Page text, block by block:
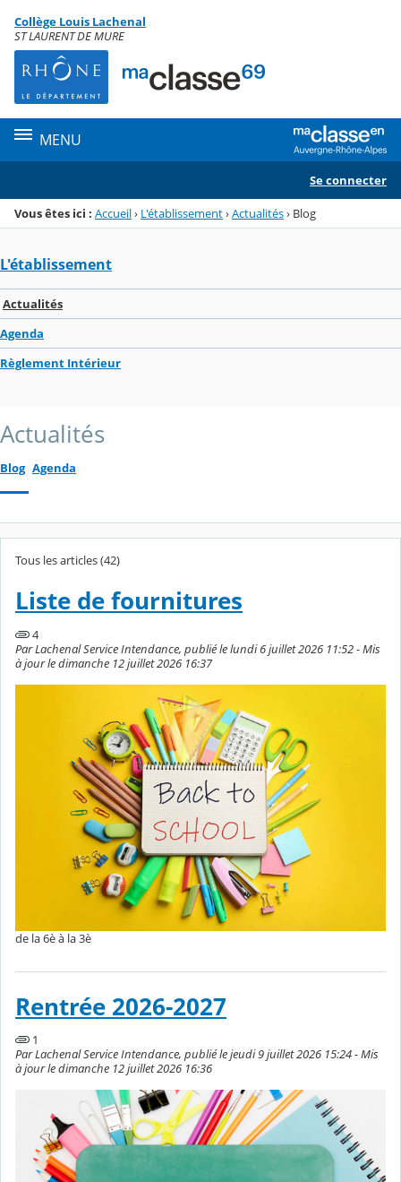
Menu de la rubrique
Contenu
Collège Louis Lachenal
ST LAURENT DE MURE
MENU
Se connecter
Vous êtes ici : Accueil› L'établissement›Actualités› Blog
L'établissement
Actualités
Agenda
Règlement Intérieur
Actualités
Blog Agenda
Tous les articles (42)
Liste de fournitures
4
Par Lachenal Service Intendance, publié le lundi 6 juillet 2026 11:52 - Mis
à jour le dimanche 12 juillet 2026 16:37
de la 6è à la 3è
Rentrée 2026-2027
1
Par Lachenal Service Intendance, publié le jeudi 9 juillet 2026 15:24 - Mis
à jour le dimanche 12 juillet 2026 16:36